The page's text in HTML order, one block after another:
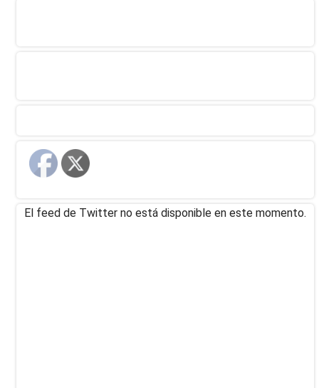
El feed de Twitter no está disponible en este momento.